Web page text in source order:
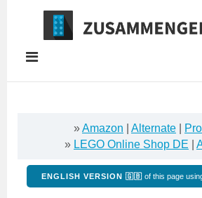
Springe
Inhalt
»Amazon Alternate
» LEGO Online Shop DE
ENGLISH VERSION 🇬🇧 of this page